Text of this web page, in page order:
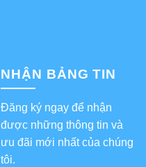
NHẬN BẢNG TIN
Đăng ký ngay để nhận
được những thông tin và
ưu đãi mới nhất của chúng
tôi.